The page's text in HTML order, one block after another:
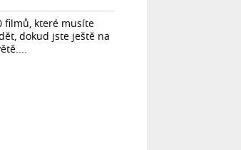
filmů, které musíte
dokud jste ještě na